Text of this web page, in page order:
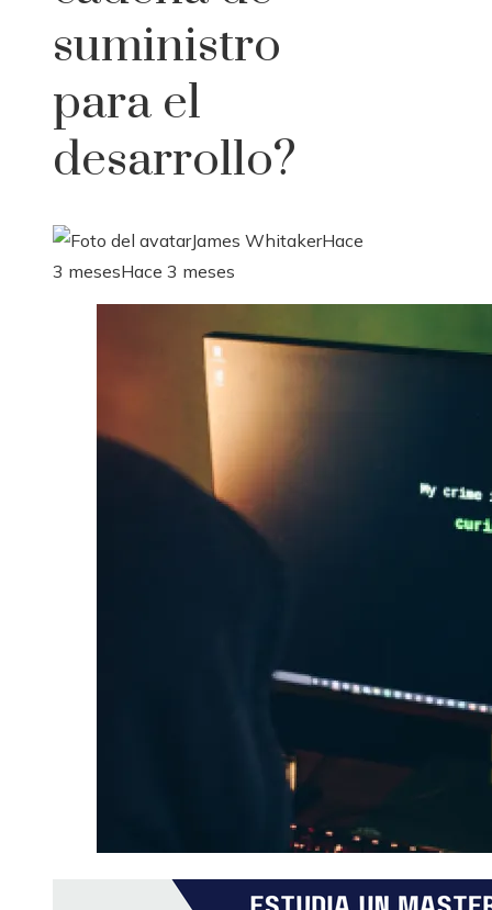
suministro
para el
desarrollo?
James WhitakerHace
3 mesesHace 3 meses